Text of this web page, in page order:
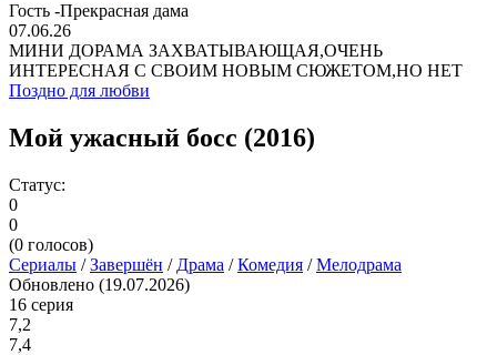
Гость -Прекрасная дама
07.06.26
МИНИ ДОРАМА ЗАХВАТЫВАЮЩАЯ,ОЧЕНЬ
ИНТЕРЕСНАЯ С СВОИМ НОВЫМ СЮЖЕТОМ,НО НЕТ
Поздно для любви
Мой ужасный босс (2016)
Статус:
0
0
(0 голосов)
Сериалы /Завершён / Драма /Комедия /Мелодрама
Обновлено (19.07.2026)
16 серия
7,2
7,4